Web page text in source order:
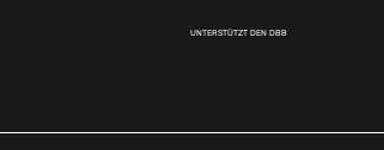
UNTERSTÜTZT DEN DBB